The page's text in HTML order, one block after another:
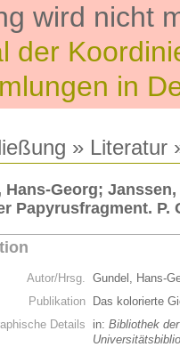
wird nicht
der
in
» Literatur
Hans-Georg;
Papyrusfragment. P.
Autor/Hrsg. Gundel, Hans-
Publikation
Das kolorierte
Details
in: Bibliothek